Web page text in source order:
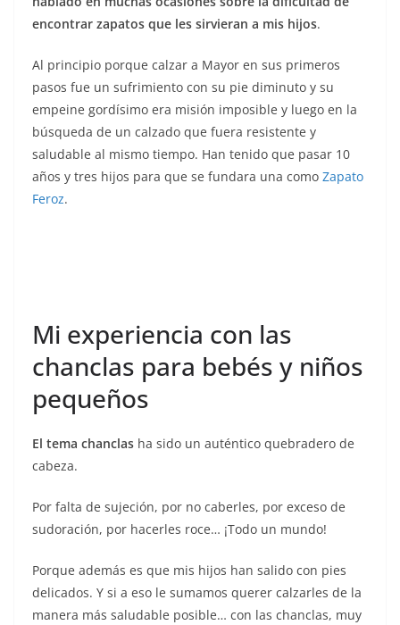
encontrar zapatos que les sirvieran a mis hijos.
Al principio porque calzar a Mayor en sus primeros
pasos fue un sufrimiento con su pie diminuto y su
empeine gordísimo era misión imposible y luego en la
búsqueda de un calzado que fuera resistente y
saludable al mismo tiempo. Han tenido que pasar 10
años y tres hijos para que se fundara una como Zapato
Feroz.
Mi experiencia con las
chanclas para bebés y niños
pequeños
El tema chanclas ha sido un auténtico quebradero de
cabeza.
Por falta de sujeción, por no caberles, por exceso de
sudoración, por hacerles roce… ¡Todo un mundo!
Porque además es que mis hijos han salido con pies
delicados. Y si a eso le sumamos querer calzarles de la
manera más saludable posible… con las chanclas, muy